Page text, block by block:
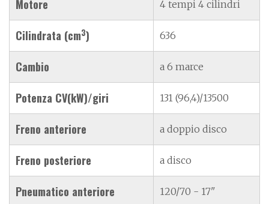
Motore 4 tempi 4 cilindri
Cilindrata (cm3) 636
Cambio a 6 marce
Potenza CV(kW)/giri 131 (96,4)/13500
Freno anteriore a doppio disco
Freno posteriore a disco
Pneumatico anteriore 120/70 - 17"